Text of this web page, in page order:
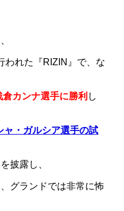
われた『RIZIN』で、な
倉カンナ選手に勝利 し
ャ・ガルシア選手の試
披露し、
グランドでは非常に怖